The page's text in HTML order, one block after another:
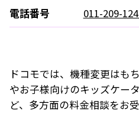
電話番号
011-209-
ドコモでは、機種変更はも
やお子様向けのキッズケー
ど、多方面の料金相談をお